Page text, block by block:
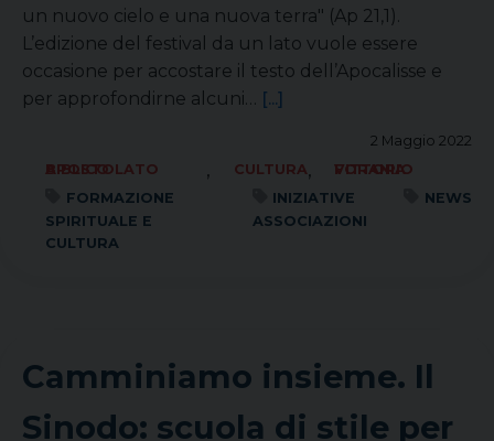
un nuovo cielo e una nuova terra" (Ap 21,1).
L’edizione del festival da un lato vuole essere
occasione per accostare il testo dell’Apocalisse e
per approfondirne alcuni… [...]
2 Maggio 2022
APOSTOLATO BIBLICO
, CULTURA,
FORANIA VITTORIO
FORMAZIONE
SPIRITUALE E
CULTURA
INIZIATIVE
ASSOCIAZIONI
NEWS
Camminiamo insieme. Il
Sinodo: scuola di stile per